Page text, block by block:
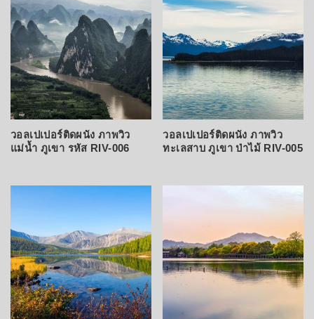
วอลเปเปอร์ติดผนัง ภาพวิว
แม่น้ำ ภูเขา รหัส RIV-006
วอลเปเปอร์ติดผนัง ภาพวิว
ทะเลสาบ ภูเขา ป่าไม้ RIV-005